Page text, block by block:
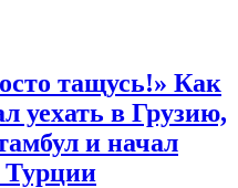
тащусь!» Как
уехать в Грузию,
и начал
Турции